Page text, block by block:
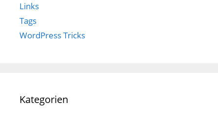
Links
Tags
WordPress Tricks
Kategorien